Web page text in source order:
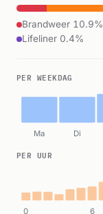
Brandweer 10.9%
Lifeliner 0.4%
PER WEEKDAG
Ma Di
PER UUR
0 6